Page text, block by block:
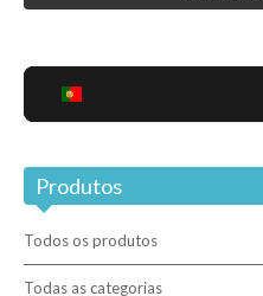
Sobre nós
Blog
Promoções
Produtos
Todos os produtos
Todas as categorias